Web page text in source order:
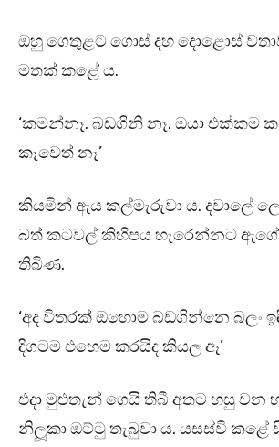
ඔහු ගෙතුළට ගොස් දහ දොළොස්
මතක් කළේ ය.
‘කමන්නෑ. බඩගිනි නෑ. ඔයා එක්කම
කෑවෙත් නෑ’
කියමින් ඇය කල්මැරුවා ය. දවාලේ
බත් කටවල් කිහිපය හැරෙන්නට
තිබිණ.
‘අද විතරක් ඔහොම බඩගින්නෙ බලං
දිගටම එහෙම කරයිද කියල ඈ’
එදා මුළුතැන් ගෙයි තිබී අතට හසු වන
නිලූකා ඔට්ටු තැබුවා ය. යසස්වි කළේ